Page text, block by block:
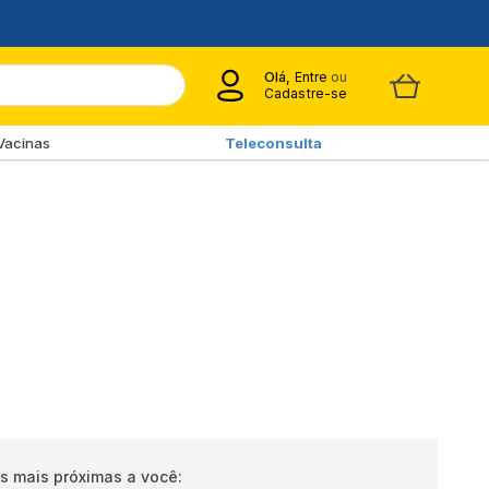
Olá, Entre ou
Cadastre-se
Teleconsulta
mais próximas a você: